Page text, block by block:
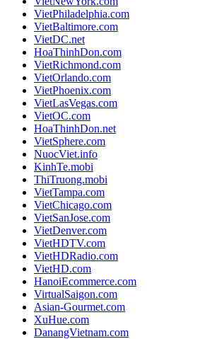
VietPhiladelphia.com
VietBaltimore.com
VietDC.net
HoaThinhDon.com
VietRichmond.com
VietOrlando.com
VietPhoenix.com
VietLasVegas.com
VietOC.com
HoaThinhDon.net
VietSphere.com
NuocViet.info
KinhTe.mobi
ThiTruong.mobi
VietTampa.com
VietChicago.com
VietSanJose.com
VietDenver.com
VietHDTV.com
VietHDRadio.com
VietHD.com
HanoiEcommerce.com
VirtualSaigon.com
Asian-Gourmet.com
XuHue.com
DanangVietnam.com